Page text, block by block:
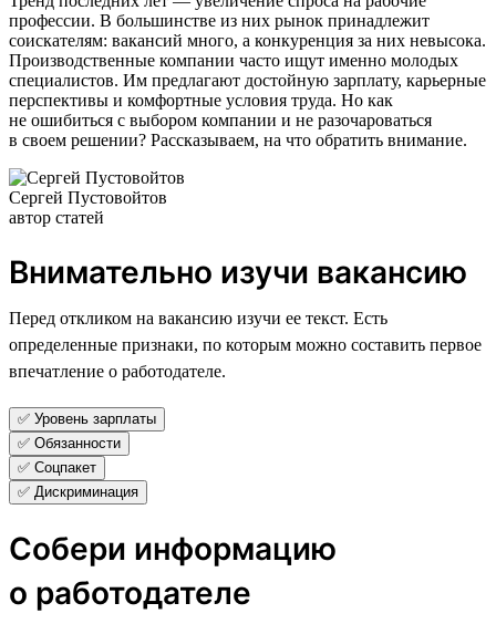
профессии. В большинстве из них рынок принадлежит
соискателям: вакансий много, а конкуренция за них невысока.
Производственные компании часто ищут именно молодых
специалистов. Им предлагают достойную зарплату, карьерные
перспективы и комфортные условия труда. Но как
не ошибиться с выбором компании и не разочароваться
в своем решении? Рассказываем, на что обратить внимание.
Сергей Пустовойтов
автор статей
Внимательно изучи вакансию
Перед откликом на вакансию изучи ее текст. Есть
определенные признаки, по которым можно составить первое
впечатление о работодателе.
✅ Уровень зарплаты
✅ Обязанности
✅ Соцпакет
✅ Дискриминация
Собери информацию
о работодателе